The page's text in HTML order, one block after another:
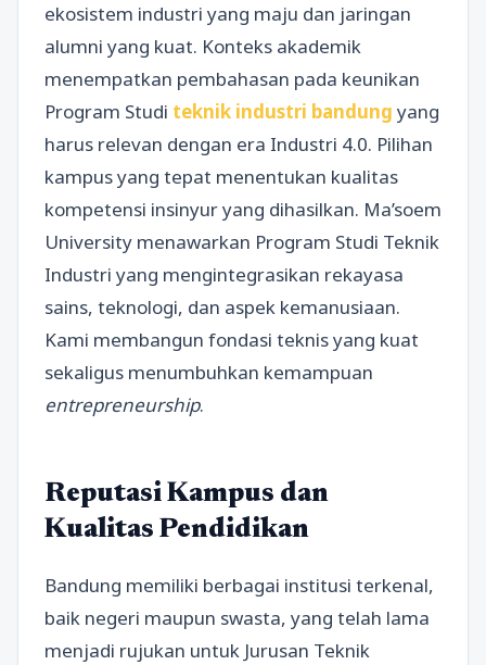
ekosistem industri yang maju dan jaringan
alumni yang kuat. Konteks akademik
menempatkan pembahasan pada keunikan
Program Studi teknik industri bandung yang
harus relevan dengan era Industri 4.0. Pilihan
kampus yang tepat menentukan kualitas
kompetensi insinyur yang dihasilkan. Ma’soem
University menawarkan Program Studi Teknik
Industri yang mengintegrasikan rekayasa
sains, teknologi, dan aspek kemanusiaan.
Kami membangun fondasi teknis yang kuat
sekaligus menumbuhkan kemampuan
entrepreneurship.
Reputasi Kampus dan
Kualitas Pendidikan
Bandung memiliki berbagai institusi terkenal,
baik negeri maupun swasta, yang telah lama
menjadi rujukan untuk Jurusan Teknik